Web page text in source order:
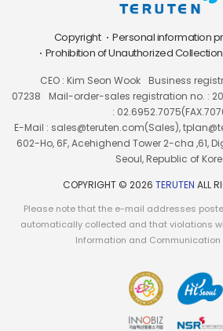
Copyright
Personal information
Prohibition of Unauthorized
CEO : Kim Seon Wook
Business
07238
Mail-order-sales registration no. :
:
E-Mail : sales@teruten.com(Sales),
602-Ho, 6F, Acehighend Tower 2-cha ,61,
Seoul, Republic of
COPYRIGHT © 2026 TERUTEN ALL
Please note that the e-mail addresses
automatically collected and that violations
Information and Communication